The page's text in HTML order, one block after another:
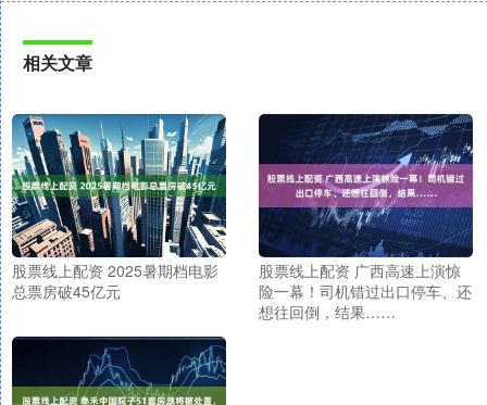
相关文章
股票线上配资 2025暑期档电影
总票房破45亿元
股票线上配资 广西高速上演惊
险一幕！司机错过出口停车、还
想往回倒，结果……